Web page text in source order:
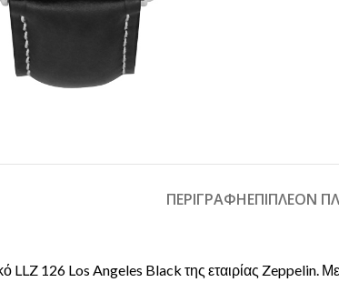
ΠΕΡΙΓΡΑΦΉΕΠΙΠΛΈΟΝ
LLZ 126 Los Angeles Black της εταιρίας Zeppelin. Με